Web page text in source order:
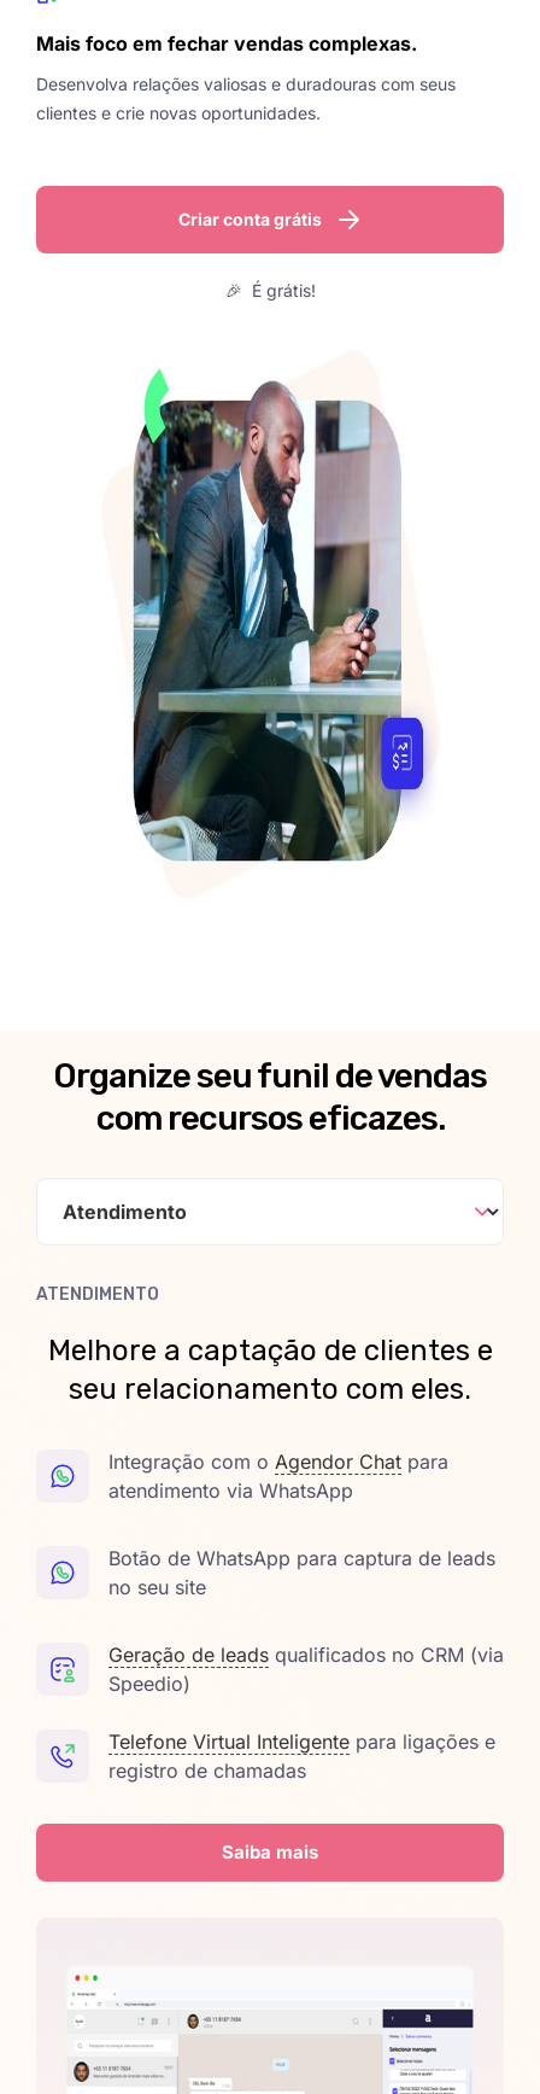
Mais foco em fechar vendas complexas.
Desenvolva relações valiosas e duradouras com seus
clientes e crie novas oportunidades.
Criar conta grátis
🎉 É grátis!
Organize seu funil de vendas
com recursos eficazes.
ATENDIMENTO
Melhore a captação de clientes e
seu relacionamento com eles.
Integração com o Agendor Chat para
atendimento via WhatsApp
Botão de WhatsApp para captura de leads
no seu site
Geração de leads qualificados no CRM (via
Speedio)
Telefone Virtual Inteligente para ligações e
registro de chamadas
Saiba mais